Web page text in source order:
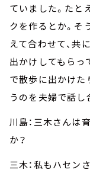
ていました。たと
クを作るとか。そ
えて合わせて、共
出かけしてもらっ
で散歩に出かけた
うのを夫婦で話し
川島：三木さんは
か？
三木：私もハセン